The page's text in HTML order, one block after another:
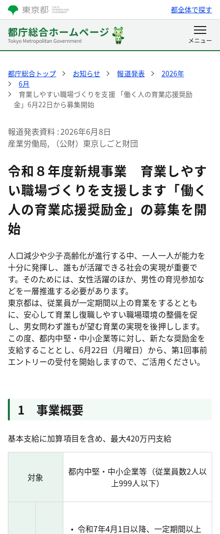
都全体で探す
都庁総合トップ お知らせ 報道発表
2026年
6月
育業しやすい職場づくりを支援 「働く人の育業応援奨励
金」6月22日から募集開始
報道発表資料 2026年6月8日
産業労働局, （公財）東京しごと財団
令和８年度新規事業 育業しやす
い職場づくりを支援します「働く
人の育業応援奨励金」の募集を開
始
人口減少や少子高齢化が進行する中、一人一人が能力を
十分に発揮し、誰もが活躍できる社会の実現が重要で
す。そのためには、女性活躍のほか、男性の育児参加な
どを一層推進する必要があります。
東京都は、従業員が一定期間以上の育業をするととも
に、安心して育業し復職しやすい職場環境の整備を促
し、男女問わず誰もが望む育業の実現を後押しします。
この度、都内中堅・中小企業等に対し、新たな奨励金を
支給することとし、6月22日（月曜日）から、第1回事前
エントリーの受付を開始しますので、ご活用ください。
1 事業概要
基本支給に加算項目を含め、最大420万円支給
対象
都内中堅・中小企業等（従業員数2人以
上999人以下）
令和7年4月1日以降、一定期間以上